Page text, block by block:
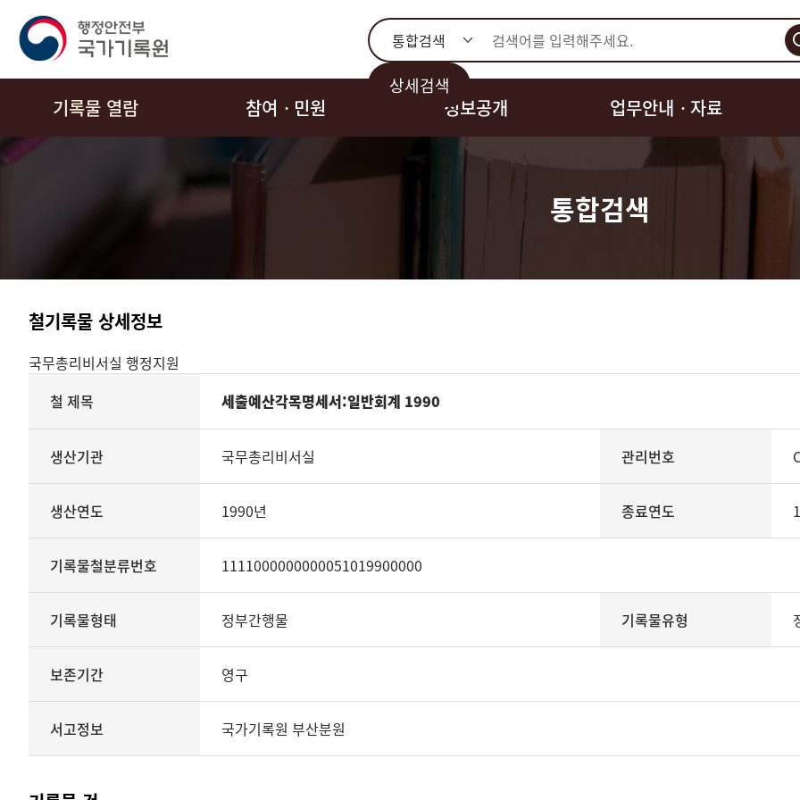
통합검색
상세검색
기록물 열람 참여ㆍ민원 정보공개 업무안내ㆍ자료
통합검색
철기록물 상세정보
국무총리비서실 행정지원
철의
관리번호
생산년도
기록물철분류번호
기록물유형
보존기간
보여
기록물
1990
철 제목 세출예산각목명세서:일반회계 1990
생산기관 국무총리비서실 관리번호
생산연도 1990년 종료연도
기록물철분류번호 1111000000000051019900000
기록물형태 정부간행물 기록물유형
보존기간 영구
서고정보 국가기록원 부산분원